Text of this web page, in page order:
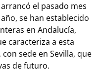
arrancó el pasado mes
se han establecido
en Andalucía,
caracteriza a esta
sede en Sevilla, que
de futuro.